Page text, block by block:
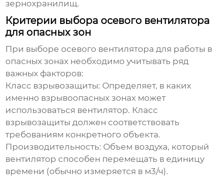
зернохранилищ.
Критерии выбора осевого вентилятора
для опасных зон
При выборе осевого вентилятора для работы в
опасных зонах необходимо учитывать ряд
важных факторов:
Класс взрывозащиты: Определяет, в каких
именно взрывоопасных зонах может
использоваться вентилятор. Класс
взрывозащиты должен соответствовать
требованиям конкретного объекта.
Производительность: Объем воздуха, который
вентилятор способен перемещать в единицу
времени (обычно измеряется в м3/ч).